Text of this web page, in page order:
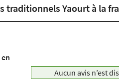
traditionnels Yaourt à la
Aucun avis n’est